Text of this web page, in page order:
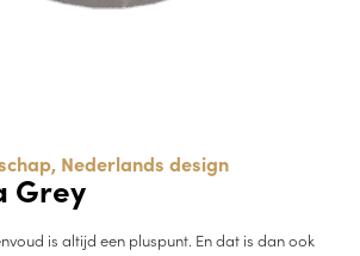
Nederlands design
Grey
is altijd een pluspunt. En dat is dan ook